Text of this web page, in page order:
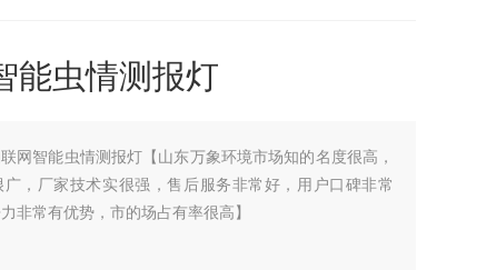
能虫情测报灯
网智能虫情测报灯【山东万象环境市场知的名度很高，
广，厂家技术实很强，售后服务非常好，用户口碑非常
非常有优势，市的场占有率很高】